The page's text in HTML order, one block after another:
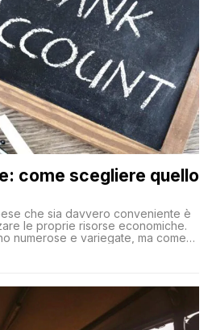
come scegliere quello
che sia davvero conveniente è
le proprie risorse economiche.
numerose e variegate, ma come
alle proprie esigenze senza